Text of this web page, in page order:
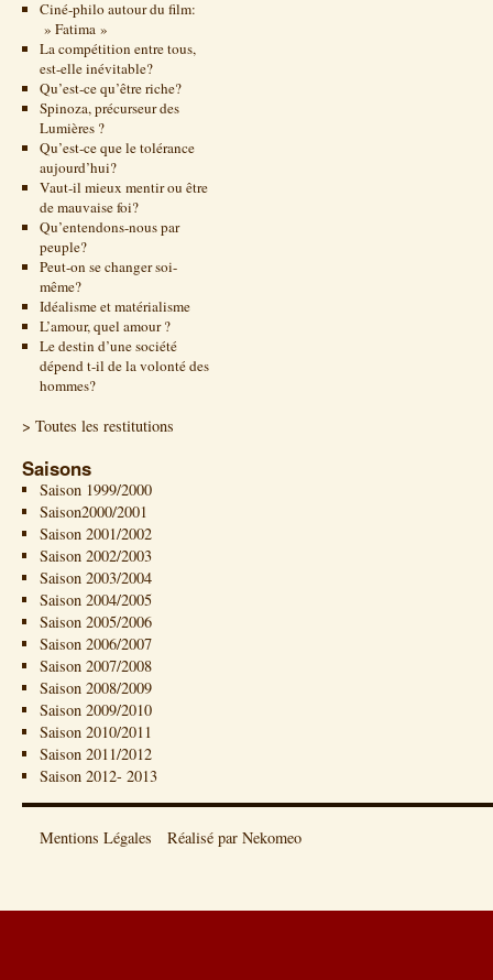
Ciné-philo autour du film:
» Fatima »
La compétition entre tous,
est-elle inévitable?
Qu’est-ce qu’être riche?
Spinoza, précurseur des
Lumières ?
Qu’est-ce que le tolérance
aujourd’hui?
Vaut-il mieux mentir ou être
de mauvaise foi?
Qu’entendons-nous par
peuple?
Peut-on se changer soi-
même?
Idéalisme et matérialisme
L’amour, quel amour ?
Le destin d’une société
dépend t-il de la volonté des
hommes?
> Toutes les restitutions
Saisons
Saison 1999/2000
Saison2000/2001
Saison 2001/2002
Saison 2002/2003
Saison 2003/2004
Saison 2004/2005
Saison 2005/2006
Saison 2006/2007
Saison 2007/2008
Saison 2008/2009
Saison 2009/2010
Saison 2010/2011
Saison 2011/2012
Saison 2012- 2013
Mentions Légales Réalisé par Nekomeo